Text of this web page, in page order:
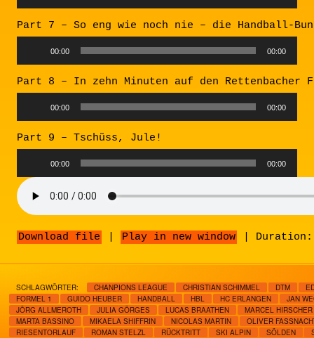
Part 7 – So eng wie noch nie – die Handball-
00:00 00:00
Part 8 – In zehn Minuten auf den Rettenbacher
Audio
Player
00:00 00:00
Part 9 – Tschüss, Jule!
Audio
Player
00:00 00:00
Download file Play in new window
SCHLAGWÖRTER: CHANPIONS LEAGUE CHRISTIAN SCHIMMEL DTM
FORMEL 1
GUIDO HEUBER HANDBALL HBL HC ERLANGEN
JAN
JÖRG ALLMEROTH
JULIA GÖRGES LUCAS BRAATHEN
MARCEL HIRSCHER
MARTA BASSINO
MIKAELA SHIFFRIN NICOLAS MARTIN
OLIVER FASSNACHT
RIESENTORLAUF
ROMAN STELZL RÜCKTRITT SKI ALPIN SÖLDEN